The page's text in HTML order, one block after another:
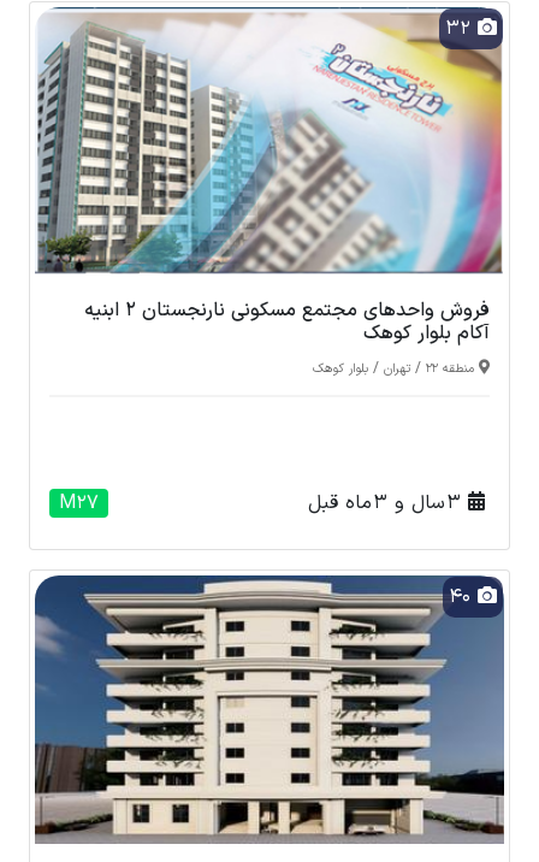
فروش واحدهای مجتمع مسکونی نارنجستان 2 ابنیه
آکام بلوار کوهک
منطقه 22 / تهران / بلوار کوهک
M27